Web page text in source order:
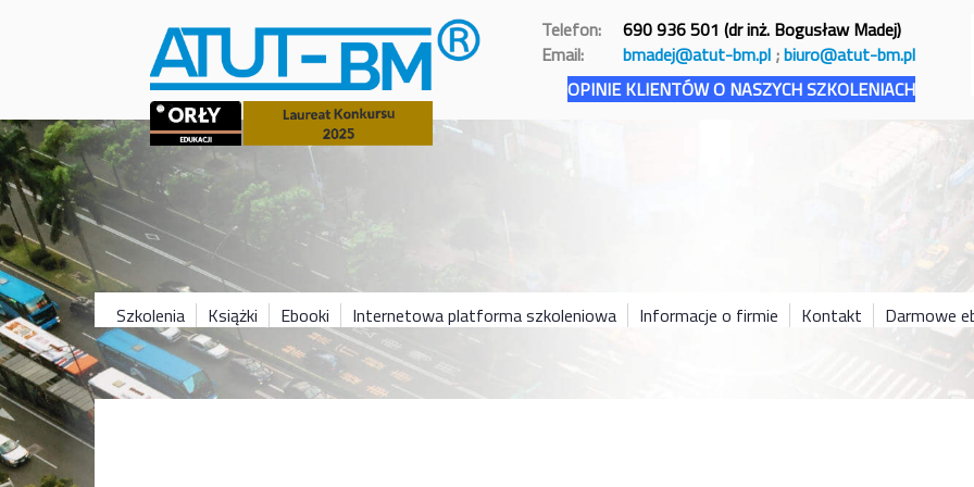
Telefon:
690 936 501 (dr inż. Bogusław Madej)
Email: bmadej@atut-bm.pl;biuro@atut-bm.pl
OPINIE KLIENTÓW O NASZYCH SZKOLENIACH
Szkolenia Książki Ebooki Internetowa platforma szkoleniowa Informacje o firmie Kontakt Darmowe